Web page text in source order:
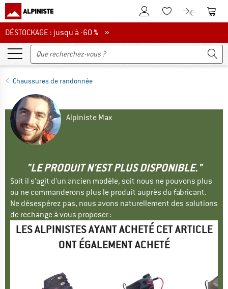
Vers le compte client
Vers la liste
Vers le
DÉSTOCKAGE : jusqu'à -60 %
DÉSTOCKAGE : jusqu'à -60 % »
Chaussures de randonnée
Alpiniste Max
"LE PRODUIT N'EST PLUS DISPONIBLE."
Soit il s'agit d'un ancien modèle, soit nous ne pouvons plus
ou ne commanderons plus le produit auprès du fabricant.
Ne désespérez pas, nous avons naturellement des solutions
de rechange à vous proposer :
LES ALPINISTES AYANT ACHETÉ CET ARTICLE
ONT ÉGALEMENT ACHETÉ